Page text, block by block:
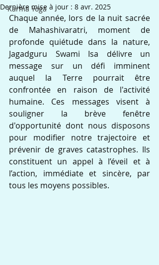
Karma Yoga
Dernière mise à jour : 8 avr. 2025
Chaque année, lors de la nuit sacrée
de Mahashivaratri, moment de
profonde quiétude dans la nature,
Jagadguru Swami Isa délivre un
message sur un défi imminent
auquel la Terre pourrait être
confrontée en raison de l'activité
humaine. Ces messages visent à
souligner la brève fenêtre
d'opportunité dont nous disposons
pour modifier notre trajectoire et
prévenir de graves catastrophes. Ils
constituent un appel à l’éveil et à
l’action, immédiate et sincère, par
tous les moyens possibles.